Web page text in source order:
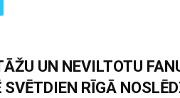
UN NEVILTOTU
RĪGĀ